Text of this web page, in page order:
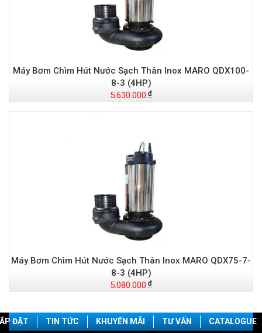
Máy Bơm Chìm Hút Nước Sạch Thân Inox MARO QDX100-
8-3 (4HP)
5.630.000
Máy Bơm Chìm Hút Nước Sạch Thân Inox MARO QDX75-7-
8-3 (4HP)
5.080.000
ĐẶT TIN TỨC KHUYẾN MÃI TƯ VẤN CATALOGUE